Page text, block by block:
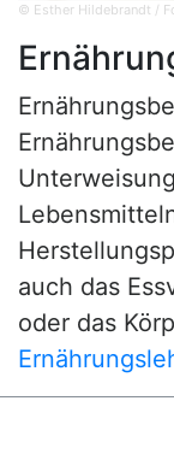
© Esther Hildebrandt /
auch das
oder das